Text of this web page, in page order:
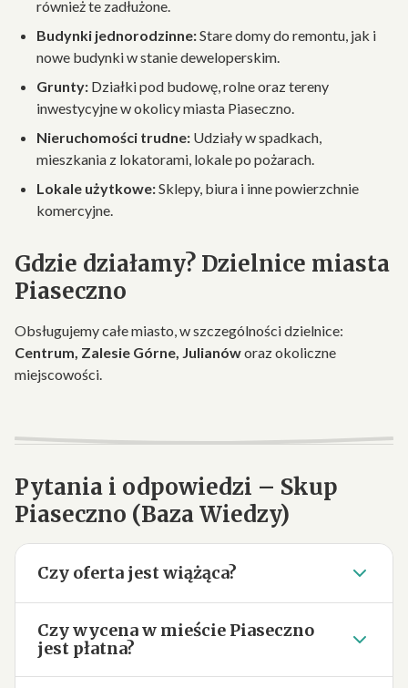
również te zadłużone.
Budynki jednorodzinne:Stare domy do remontu, jak i
nowe budynki w stanie deweloperskim.
Grunty: Działki pod budowę, rolne oraz tereny
inwestycyjne w okolicy miasta Piaseczno.
Nieruchomości trudne: Udziały w spadkach,
mieszkania z lokatorami, lokale po pożarach.
Lokale użytkowe:Sklepy, biura i inne powierzchnie
komercyjne.
Gdzie działamy? Dzielnice miasta
Piaseczno
Obsługujemy całe miasto, w szczególności dzielnice:
Centrum, Zalesie Górne, Julianóworaz okoliczne
miejscowości.
Pytania i odpowiedzi – Skup
Piaseczno (Baza Wiedzy)
Czy oferta jest wiążąca?
Czy wycena w mieście Piaseczno
jest płatna?